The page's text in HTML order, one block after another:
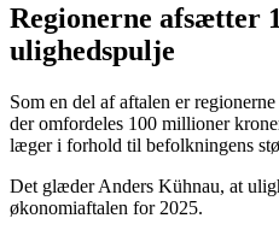
Regionerne afsætter
ulighedspulje
Som en del af aftalen er
der omfordeles 100 millioner
læger i forhold til befolkningens
Det glæder Anders Kühnau, at
økonomiaftalen for 2025.